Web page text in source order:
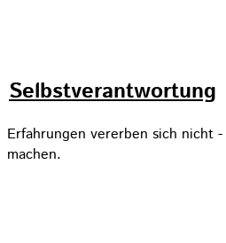
Selbstverantwortung
Erfahrungen vererben sich nicht
machen.